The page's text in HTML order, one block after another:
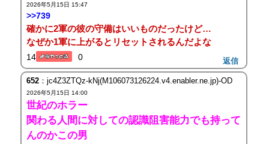
2026年5月15日 15:47
>>739
確かに2軍の彼の守備はいいものだったけど…
なぜか1軍に上がるとリセットされるんだよな
14 0 返信
652：jc4Z3ZTQz-kNj(M106073126224.v4.enabler.ne.jp)-OD
2026年5月15日 14:00
世紀のホラー
関わる人間に対しての認識阻害能力でも持って
んのかこの男